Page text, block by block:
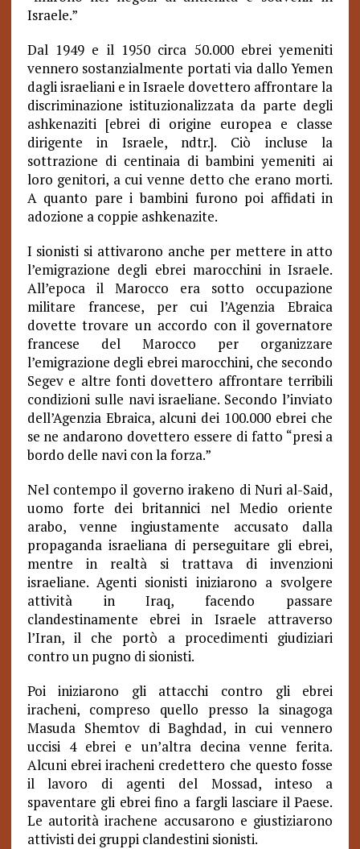
Israele.”
Dal 1949 e il 1950 circa 50.000 ebrei yemeniti
vennero sostanzialmente portati via dallo Yemen
dagli israeliani e in Israele dovettero affrontare la
discriminazione istituzionalizzata da parte degli
ashkenaziti [ebrei di origine europea e classe
dirigente in Israele, ndtr.]. Ciò incluse la
sottrazione di centinaia di bambini yemeniti ai
loro genitori, a cui venne detto che erano morti.
A quanto pare i bambini furono poi affidati in
adozione a coppie ashkenazite.
I sionisti si attivarono anche per mettere in atto
l’emigrazione degli ebrei marocchini in Israele.
All’epoca il Marocco era sotto occupazione
militare francese, per cui l’Agenzia Ebraica
dovette trovare un accordo con il governatore
francese del Marocco per organizzare
l’emigrazione degli ebrei marocchini, che secondo
Segev e altre fonti dovettero affrontare terribili
condizioni sulle navi israeliane. Secondo l’inviato
dell’Agenzia Ebraica, alcuni dei 100.000 ebrei che
se ne andarono dovettero essere di fatto “presi a
bordo delle navi con la forza.”
Nel contempo il governo irakeno di Nuri al-Said,
uomo forte dei britannici nel Medio oriente
arabo, venne ingiustamente accusato dalla
propaganda israeliana di perseguitare gli ebrei,
mentre in realtà si trattava di invenzioni
israeliane. Agenti sionisti iniziarono a svolgere
attività in Iraq, facendo passare
clandestinamente ebrei in Israele attraverso
l’Iran, il che portò a procedimenti giudiziari
contro un pugno di sionisti.
Poi iniziarono gli attacchi contro gli ebrei
iracheni, compreso quello presso la sinagoga
Masuda Shemtov di Baghdad, in cui vennero
uccisi 4 ebrei e un’altra decina venne ferita.
Alcuni ebrei iracheni credettero che questo fosse
il lavoro di agenti del Mossad, inteso a
spaventare gli ebrei fino a fargli lasciare il Paese.
Le autorità irachene accusarono e giustiziarono
attivisti dei gruppi clandestini sionisti.